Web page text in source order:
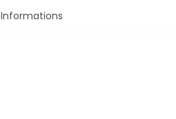
Informations